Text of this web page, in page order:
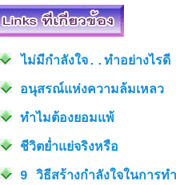
ไม่มีกำลังใจ..ทำอย่างไรดี
อนุสรณ์แห่งความล้มเหลว
ทำไมต้องยอมแพ้
ชีวิตย่ำแย่จริงหรือ
9 วิธีสร้างกำลังใจในการท